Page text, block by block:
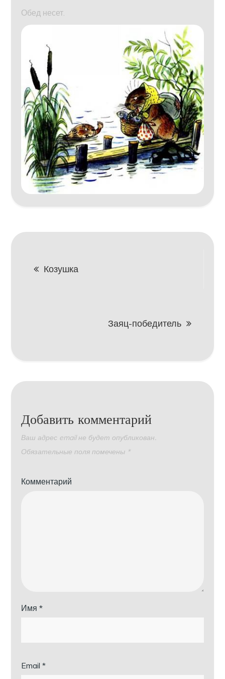
Обед несет.
Навигация
Козушка
Заяц-победитель
Добавить комментарий
Ваш адрес email не будет опубликован.
Обязательные поля помечены *
Комментарий
Имя*
Email*